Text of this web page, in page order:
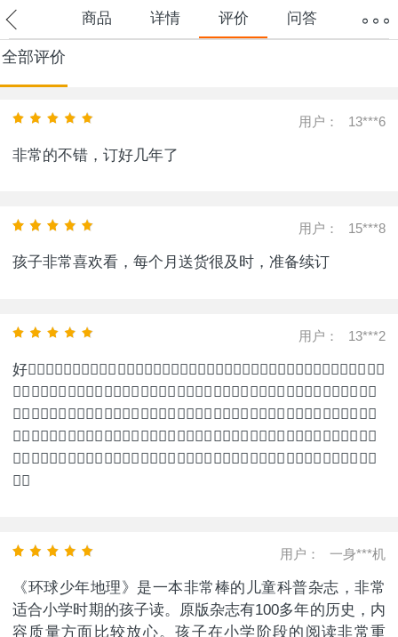
商品 详情 评价 问答
全部评价
用户： 13***6
非常的不错，订好几年了
用户： 15***8
孩子非常喜欢看，每个月送货很及时，准备续订
用户： 13***2
好👌🏻👌🏻👌🏻👌🏻👌🏻👌🏻👌🏻👌🏻👌🏻👌🏻👌🏻👌🏻👌🏻👌🏻👌🏻👌🏻👌🏻👌🏻👌🏻👌🏻
👌🏻👌🏻👌🏻👌🏻👌🏻👌🏻👌🏻👌🏻👌🏻👌🏻👌🏻👌🏻👌🏻👌🏻👌🏻👌🏻👌🏻👌🏻👌🏻👌🏻
👌🏻👌🏻👌🏻👌🏻👌🏻👌🏻👌🏻👌🏻👌🏻👌🏻👌🏻👌🏻👌🏻👌🏻👌🏻👌🏻👌🏻👌🏻👌🏻👌🏻
👌🏻👌🏻👌🏻👌🏻👌🏻👌🏻👌🏻👌🏻👌🏻👌🏻👌🏻👌🏻👌🏻👌🏻👌🏻👌🏻👌🏻👌🏻👌🏻👌🏻
👌🏻👌🏻👌🏻👌🏻👌🏻👌🏻👌🏻👌🏻👌🏻👌🏻👌🏻👌🏻👌🏻👌🏻👌🏻👌🏻👌🏻👌🏻👌🏻👌🏻
👌🏻
用户： 一身***机
《环球少年地理》是一本非常棒的儿童科普杂志，非常
适合小学时期的孩子读。原版杂志有100多年的历史，内
容质量方面比较放心。孩子在小学阶段的阅读非常重